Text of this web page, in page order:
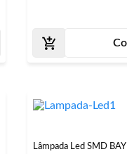
Lâmpada Led SMD